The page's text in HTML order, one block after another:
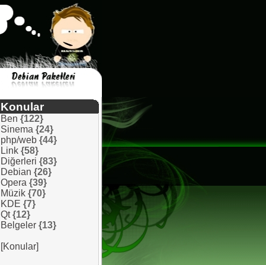
Konular
Ben {122}
Sinema {24}
php/web {44}
Link {58}
Diğerleri {83}
Debian {26}
Opera {39}
Müzik {70}
KDE {7}
Qt {12}
Belgeler {13}
[Konular]